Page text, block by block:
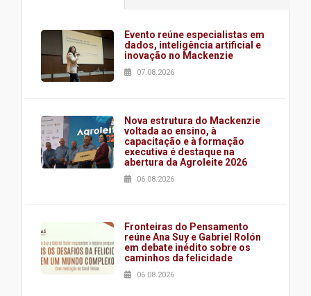
Evento reúne especialistas em
dados, inteligência artificial e
inovação no Mackenzie
07.08.2026
Nova estrutura do Mackenzie
voltada ao ensino, à
capacitação e à formação
executiva é destaque na
abertura da Agroleite 2026
06.08.2026
Fronteiras do Pensamento
reúne Ana Suy e Gabriel Rolón
em debate inédito sobre os
caminhos da felicidade
06.08.2026